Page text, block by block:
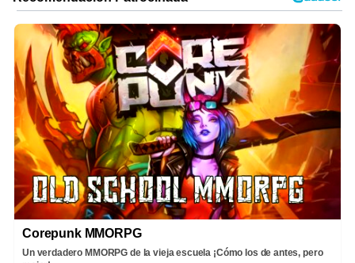
Corepunk MMORPG
Un verdadero MMORPG de la vieja escuela ¡Cómo los de antes, pero